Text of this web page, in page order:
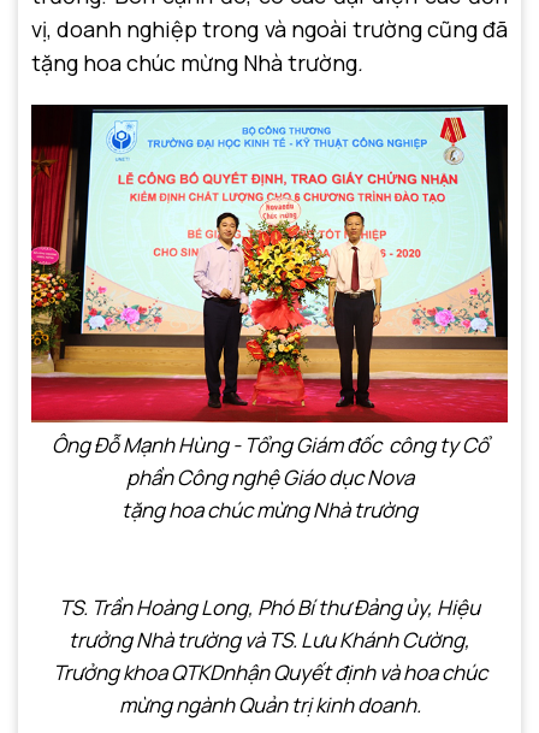
vị, doanh nghiệp trong và ngoài trường cũng đã
tặng hoa chúc mừng Nhà trường.
Ông Đỗ Mạnh Hùng - Tổng Giám đốc công ty Cổ
phần Công nghệ Giáo dục Nova
tặng hoa chúc mừng Nhà trường
TS. Trần Hoàng Long, Phó Bí thư Đảng ủy, Hiệu
trưởng Nhà trường và TS. Lưu Khánh Cường,
Trưởng khoa QTKDnhận Quyết định và hoa chúc
mừngngành Quản trị kinh doanh.